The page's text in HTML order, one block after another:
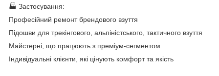
🏭 Застосування:
Професійний ремонт брендового взуття
Підошви для трекінгового, альпіністського, тактичного взуття
Майстерні, що працюють з преміум-сегментом
Індивідуальні клієнти, які цінують комфорт та якість